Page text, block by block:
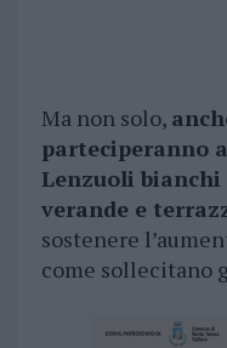
Ma non solo,
parteciperanno
Lenzuoli
verande e
sostenere
come sollecitano